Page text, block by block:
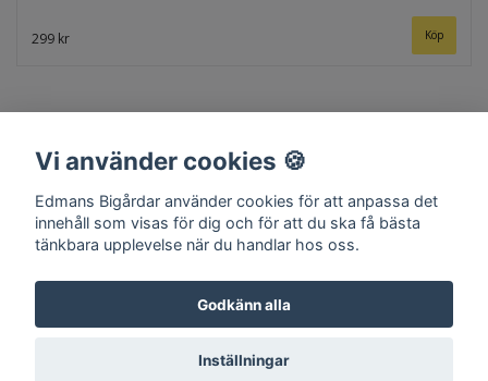
299 kr
Hem Om oss Kontakt Köpvillkor Surret
© Copyright 2026 Edmans Bigårdar
Vi använder cookies 🍪
Edmans Bigårdar använder cookies för att anpassa det
innehåll som visas för dig och för att du ska få bästa
tänkbara upplevelse när du handlar hos oss.
Godkänn alla
Inställningar